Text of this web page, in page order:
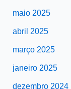
maio 2025
abril 2025
março 2025
janeiro 2025
dezembro 2024